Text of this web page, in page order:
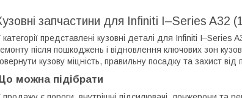
запчастини для Infiniti I–Series A32
категорії представлені кузовні деталі для Infiniti I–Series
після пошкоджень і відновлення ключових зон
кузову міцність, правильну посадку та захист
можна підібрати